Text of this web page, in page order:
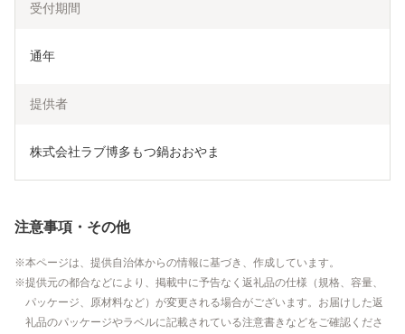
受付期間
通年
提供者
株式会社ラブ博多もつ鍋おおやま
注意事項・その他
本ページは、提供自治体からの情報に基づき、作成しています。
提供元の都合などにより、掲載中に予告なく返礼品の仕様（規格、容量、
パッケージ、原材料など）が変更される場合がございます。お届けした返
礼品のパッケージやラベルに記載されている注意書きなどをご確認くださ